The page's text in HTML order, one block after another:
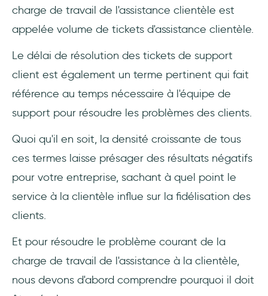
charge de travail de l'assistance clientèle est
appelée volume de tickets d'assistance clientèle.
Le délai de résolution des tickets de support
client est également un terme pertinent qui fait
référence au temps nécessaire à l'équipe de
support pour résoudre les problèmes des clients.
Quoi qu'il en soit, la densité croissante de tous
ces termes laisse présager des résultats négatifs
pour votre entreprise, sachant à quel point le
service à la clientèle influe sur la fidélisation des
clients.
Et pour résoudre le problème courant de la
charge de travail de l'assistance à la clientèle,
nous devons d'abord comprendre pourquoi il doit